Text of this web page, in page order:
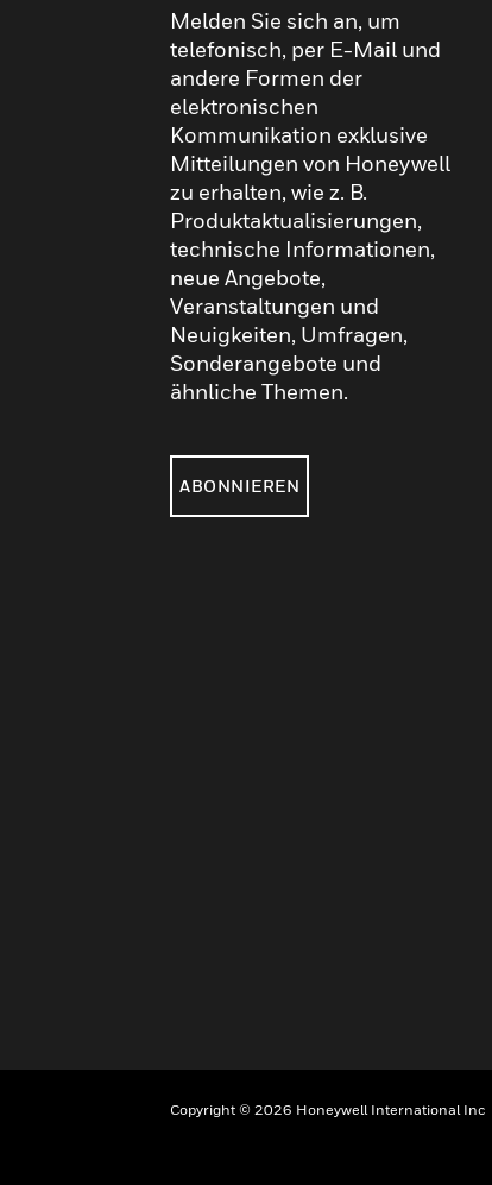
Melden Sie sich an, um
telefonisch, per E-Mail und
andere Formen der
elektronischen
Kommunikation exklusive
Mitteilungen von Honeywell
zu erhalten, wie z. B.
Produktaktualisierungen,
technische Informationen,
neue Angebote,
Veranstaltungen und
Neuigkeiten, Umfragen,
Sonderangebote und
ähnliche Themen.
ABONNIEREN
Copyright © 2026 Honeywell International Inc